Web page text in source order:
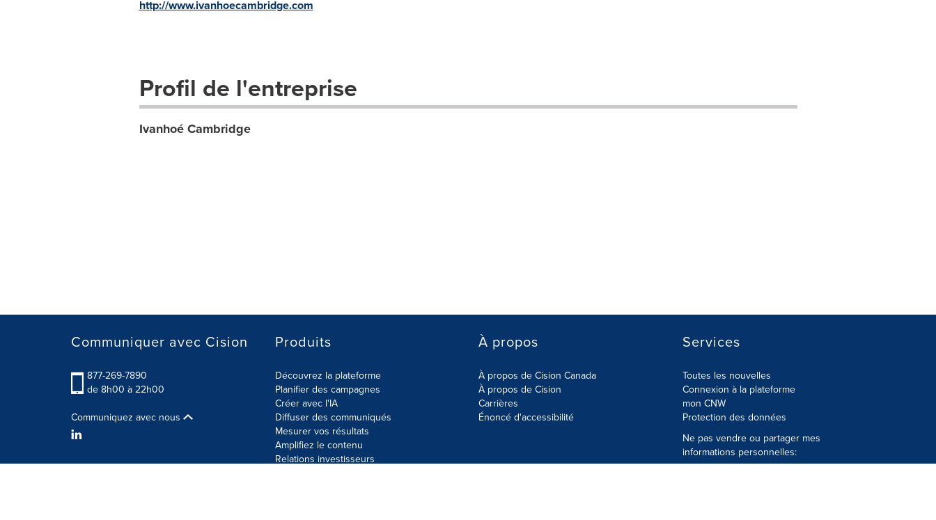
http://www.ivanhoecambridge.com
Profil de l'entreprise
Ivanhoé Cambridge
Communiquer avec Cision
877-269-7890
de 8h00 à 22h00
Communiquez avec nous
Produits
Découvrez la plateforme
Planifier des campagnes
Créer avec l'IA
Diffuser des communiqués
Mesurer vos résultats
Amplifiez le contenu
Relations investisseurs
À propos
À propos de Cision Canada
À propos de Cision
Carrières
Énoncé d'accessibilité
Services
Toutes les nouvelles
Connexion à la plateforme
mon CNW
Protection des données
Ne pas vendre ou partager mes
informations personnelles: